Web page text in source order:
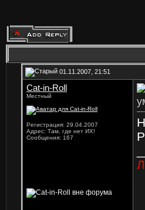
01.11.2007, 21:51
Cat-in-Roll
Местный
Регистрация: 29.04.2007
Адрес: Там, где нет ИХ!
Сообщения: 167